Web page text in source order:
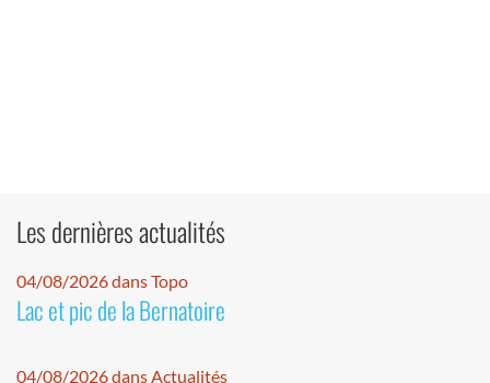
Les dernières actualités
04/08/2026 dans Topo
Lac et pic de la Bernatoire
04/08/2026 dans Actualités